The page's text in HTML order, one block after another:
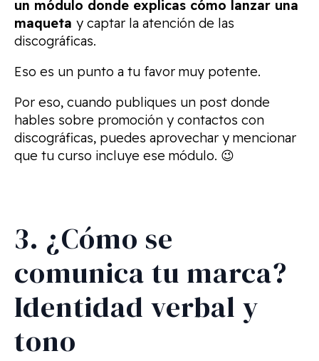
un módulo donde explicas cómo lanzar una
maqueta y captar la atención de las
discográficas.
Eso es un punto a tu favor muy potente.
Por eso, cuando publiques un post donde
hables sobre promoción y contactos con
discográficas, puedes aprovechar y mencionar
que tu curso incluye ese módulo. 😉
3. ¿Cómo se
comunica tu marca?
Identidad verbal y
tono